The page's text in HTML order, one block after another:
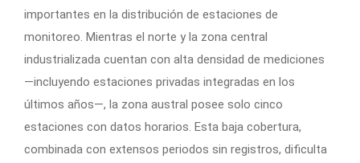
importantes en la distribución de estaciones de
monitoreo. Mientras el norte y la zona central
industrializada cuentan con alta densidad de mediciones
—incluyendo estaciones privadas integradas en los
últimos años—, la zona austral posee solo cinco
estaciones con datos horarios. Esta baja cobertura,
combinada con extensos periodos sin registros, dificulta